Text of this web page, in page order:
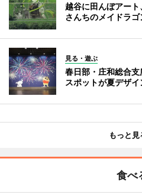
越谷に田んぼアー
さんちのメイドラゴ
見る・遊ぶ
春日部・庄和総合
スポットが夏デザイ
もっと見
食べ